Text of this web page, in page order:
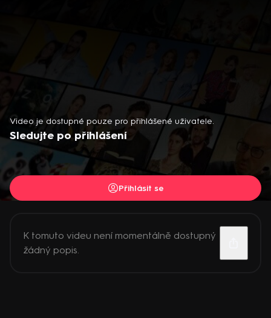
Video je dostupné pouze pro přihlášené uživatele.
Sledujte po přihlášení
Přihlásit se
K tomuto videu není momentálně dostupný
žádný popis.